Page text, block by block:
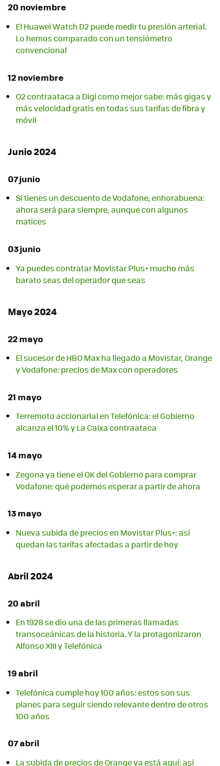
20 noviembre
El Huawei Watch D2 puede medir tu presión arterial.
Lo hemos comparado con un tensiómetro
convencional
12 noviembre
O2 contraataca a Digi como mejor sabe: más gigas y
más velocidad gratis en todas sus tarifas de fibra y
móvil
Junio 2024
07 junio
Si tienes un descuento de Vodafone, enhorabuena:
ahora será para siempre, aunque con algunos
matices
03 junio
Ya puedes contratar Movistar Plus+ mucho más
barato seas del operador que seas
Mayo 2024
22 mayo
El sucesor de HBO Max ha llegado a Movistar, Orange
y Vodafone: precios de Max con operadores
21 mayo
Terremoto accionarial en Telefónica: el Gobierno
alcanza el 10% y La Caixa contraataca
14 mayo
Zegona ya tiene el OK del Gobierno para comprar
Vodafone: qué podemos esperar a partir de ahora
13 mayo
Nueva subida de precios en Movistar Plus+: así
quedan las tarifas afectadas a partir de hoy
Abril 2024
20 abril
En 1928 se dio una de las primeras llamadas
transoceánicas de la historia. Y la protagonizaron
Alfonso XIII y Telefónica
19 abril
Telefónica cumple hoy 100 años: estos son sus
planes para seguir siendo relevante dentro de otros
100 años
07 abril
La subida de precios de Orange ya está aquí: así